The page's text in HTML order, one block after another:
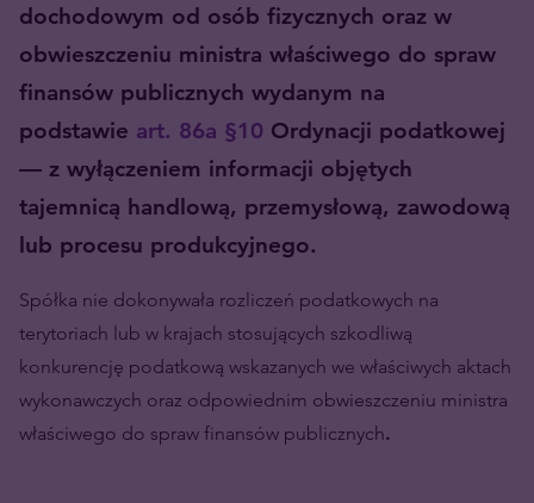
dochodowym od osób fizycznych oraz w
obwieszczeniu ministra właściwego do spraw
finansów publicznych wydanym na
podstawie art. 86a §10 Ordynacji podatkowej
— z wyłączeniem informacji objętych
tajemnicą handlową, przemysłową, zawodową
lub procesu produkcyjnego.
Spółka nie dokonywała rozliczeń podatkowych na
terytoriach lub w krajach stosujących szkodliwą
konkurencję podatkową wskazanych we właściwych aktach
wykonawczych oraz odpowiednim obwieszczeniu ministra
właściwego do spraw finansów publicznych.